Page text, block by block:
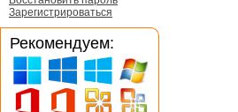
Зарегистрироваться
Рекомендуем: